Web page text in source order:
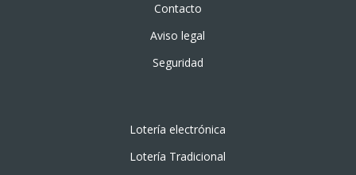
Contacto
Aviso legal
Seguridad
Lotería electrónica
Lotería Tradicional